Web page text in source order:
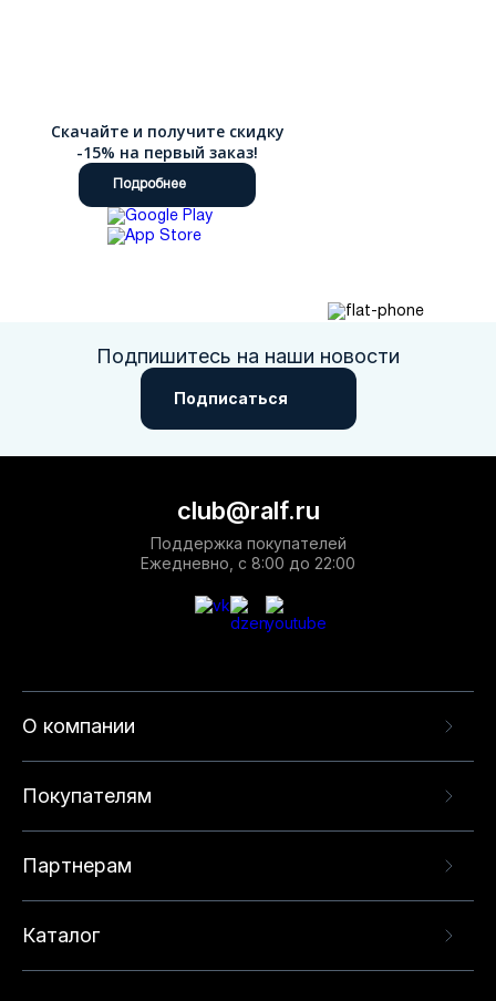
Скачайте и получите скидку
-15% на первый заказ!
Подробнее
Подпишитесь на наши новости
Подписаться
О компании
Покупателям
Партнерам
Каталог
club@ralf.ru
Поддержка покупателей
Ежедневно, с 8:00 до 22:00